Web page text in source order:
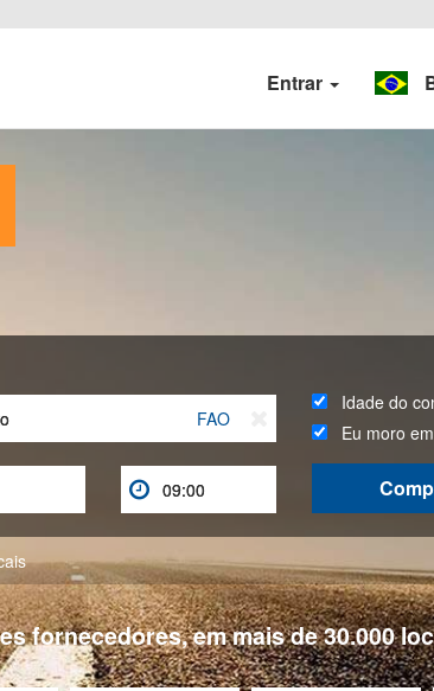
Entrar
FAO

Idade do
Eu moro
fornecedores, em mais de 30.000